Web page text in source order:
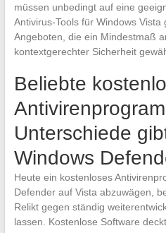
müssen unbedingt auf eine
Antivirus-Tools für Windows
Angeboten, die ein Mindestmaß
kontextgerechter Sicherheit
Beliebte
Unterschiede
Windows
Heute ein kostenloses
Defender auf Vista abzuwägen,
Relikt gegen ständig
lassen. Kostenlose Software